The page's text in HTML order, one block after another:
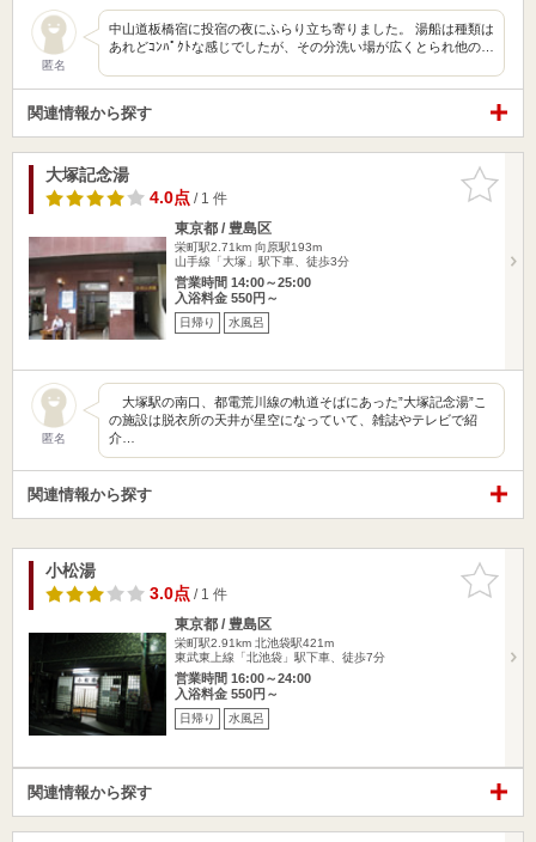
匿名
中山道板橋宿に投宿の夜にふらり立ち寄りました。 湯船は種類は
あれどｺﾝﾊﾟｸﾄな感じでしたが、その分洗い場が広くとられ他の…
関連情報から探す
お気に入
りに追加
大塚記念湯
4.0点/ 1 件
東京都 / 豊島区
栄町駅2.71km 向原駅193m
山手線「大塚」駅下車、徒歩3分
営業時間 14:00～25:00
入浴料金 550円～
日帰り 水風呂
匿名
大塚駅の南口、都電荒川線の軌道そばにあった”大塚記念湯”こ
の施設は脱衣所の天井が星空になっていて、雑誌やテレビで紹
介…
関連情報から探す
お気に入
りに追加
小松湯
3.0点/ 1 件
東京都 / 豊島区
栄町駅2.91km 北池袋駅421m
東武東上線「北池袋」駅下車、徒歩7分
営業時間 16:00～24:00
入浴料金 550円～
日帰り 水風呂
関連情報から探す